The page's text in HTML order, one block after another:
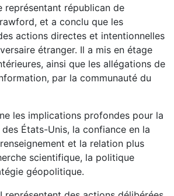
représentant républican de
et a conclu que les
actions directes et intentionnelles
étranger. Il a mis en étage
ainsi que les allégations de
par la communauté du
les implications profondes pour la
États-Unis, la confiance en la
et la relation plus
scientifique, la politique
géopolitique.